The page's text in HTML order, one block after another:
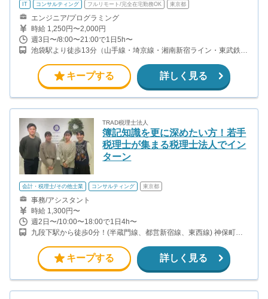
IT コンサルティング フルリモート/完全在宅勤務OK 東京都
エンジニア/プログラミング
時給 1,250円〜2,000円
週3日〜/8:00〜21:00で1日5h〜
池袋駅より徒歩13分（山手線・埼京線・湘南新宿ライン・東武鉄道
キープする 詳しく見る
TRAD税理士法人
簿記知識を更に深めたい方！若手
税理士が集まる税理士法人でイン
ターン
会計・税理士/その他士業 コンサルティング 東京都
事務/アシスタント
時給 1,300円〜
週2日〜/10:00〜18:00で1日4h〜
九段下駅から徒歩0分！(半蔵門線、都営新宿線、東西線) 神保町駅
11分(東西線)
キープする 詳しく見る